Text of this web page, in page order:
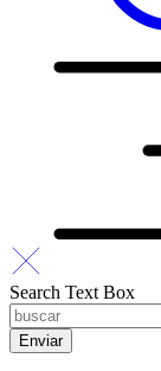
Search Text Box